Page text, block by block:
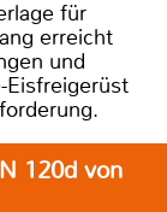
für
erreicht
und
Eisfreigerüst
120d von